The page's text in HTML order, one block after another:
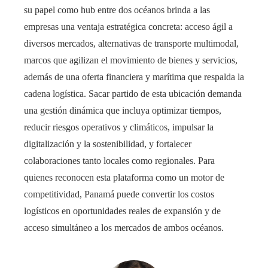
su papel como hub entre dos océanos brinda a las
empresas una ventaja estratégica concreta: acceso ágil a
diversos mercados, alternativas de transporte multimodal,
marcos que agilizan el movimiento de bienes y servicios,
además de una oferta financiera y marítima que respalda la
cadena logística. Sacar partido de esta ubicación demanda
una gestión dinámica que incluya optimizar tiempos,
reducir riesgos operativos y climáticos, impulsar la
digitalización y la sostenibilidad, y fortalecer
colaboraciones tanto locales como regionales. Para
quienes reconocen esta plataforma como un motor de
competitividad, Panamá puede convertir los costos
logísticos en oportunidades reales de expansión y de
acceso simultáneo a los mercados de ambos océanos.